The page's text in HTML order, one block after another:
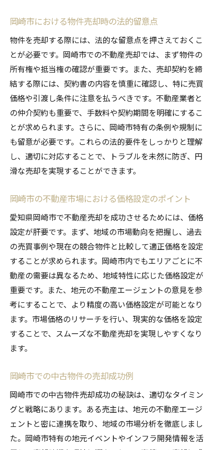
岡崎市における物件売却時の法的留意点
物件を売却する際には、法的な留意点を押さえておくこ
とが必要です。岡崎市での不動産売却では、まず物件の
所有権や抵当権の確認が重要です。また、売却契約を締
結する際には、契約書の内容を慎重に確認し、特に売買
価格や引渡し条件に注意を払うべきです。不動産業者と
の仲介契約も重要で、手数料や契約期間を明確にするこ
とが求められます。さらに、岡崎市特有の条例や規制に
も留意が必要です。これらの法的要件をしっかりと理解
し、適切に対応することで、トラブルを未然に防ぎ、円
滑な売却を実現することができます。
岡崎市の不動産市場における価格設定のポイント
愛知県岡崎市で不動産売却を成功させるためには、価格
設定が肝要です。まず、地域の市場動向を把握し、過去
の売買事例や現在の競合物件と比較して適正価格を設定
することが求められます。岡崎市内でもエリアごとに不
動産の需要は異なるため、地域特性に応じた価格設定が
重要です。また、地元の不動産エージェントの意見を参
考にすることで、より精度の高い価格設定が可能となり
ます。市場価格のリサーチを行い、現実的な価格を設定
することで、スムーズな不動産売却を実現しやすくなり
ます。
岡崎市での中古物件の売却成功例
岡崎市での中古物件売却成功の秘訣は、適切なタイミン
グと戦略にあります。ある売主は、地元の不動産エージ
ェントと密に連携を取り、地域の市場分析を徹底しまし
た。岡崎市特有の地元イベントやインフラ開発情報を活